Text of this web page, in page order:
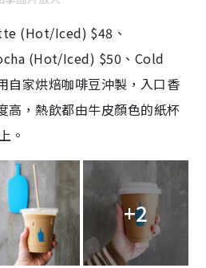
(Hot/Iced) $48、
(Hot/Iced) $50、Cold
家烘焙咖啡豆沖製，入口香
高，熱飲都由牛皮顏色的紙杯
。
+2